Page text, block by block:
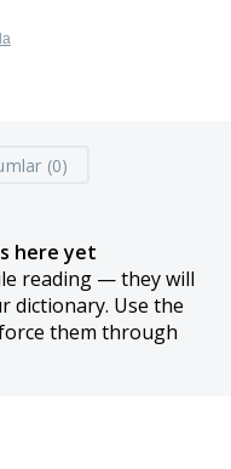
(0)
here yet
reading — they will
dictionary. Use the
them through